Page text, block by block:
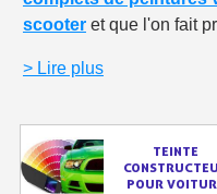
10€ de bon
Livraison offerte en
Paiement en 4x
scooteret que l'on fait
> Lire plus
TEINTE
POUR